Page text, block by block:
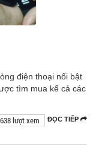
điện thoại nổi bật
tìm mua kể cả các
ĐỌC TIẾP
lượt xem